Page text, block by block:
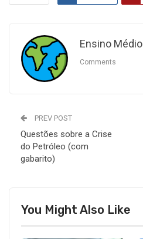
Ensino Médio
Comments
PREV POST
Questões sobre a Crise
do Petróleo (com
gabarito)
You Might Also Like